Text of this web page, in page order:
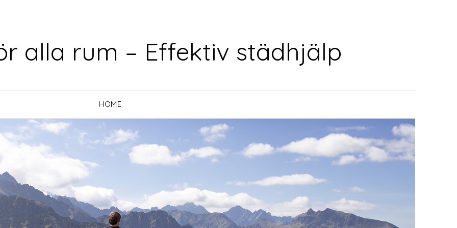
alla rum – Effektiv städhjälp
HOME